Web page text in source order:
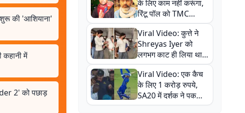
की 'आशियाना'
में
2' को पछाड़
के लिए काम नहीं करूंगा,
रिंटू पॉल को TMC
ऑफिस में ले जाकर पीटा,
Video वायरल
Viral Video: कुत्ते ने
Shreyas Iyer को
लगभग काट ही लिया था,
न्यूजीलैंड सीरीज से पहले
बाल-बाल बचे
Viral Video: एक कैच
के लिए 1 करोड़ रुपये,
SA20 में दर्शक ने पकड़ा
एक हाथ से गजब का कैच